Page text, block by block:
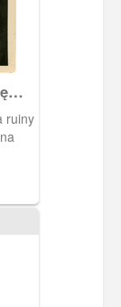
ruiny